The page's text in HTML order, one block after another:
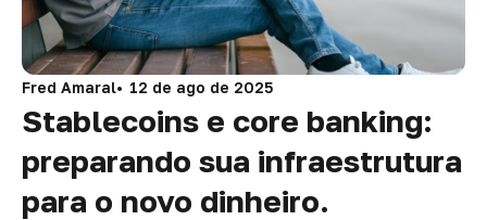
Fred Amaral 12 de ago de 2025
Stablecoins e core banking:
preparando sua infraestrutura
para o novo dinheiro.